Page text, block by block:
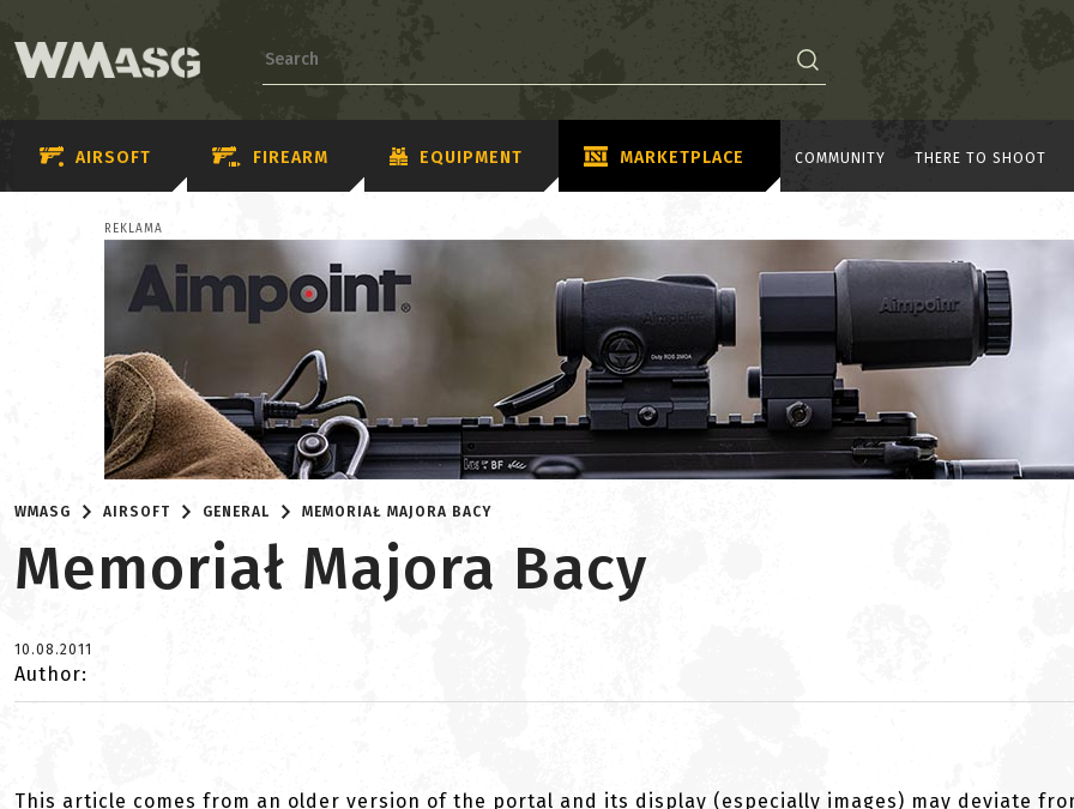
AIRSOFT FIREARM EQUIPMENT MARKETPLACE COMMUNITY THERE TO SHOOT
REKLAMA
WMASG AIRSOFT GENERAL MEMORIAŁ MAJORA BACY
Memoriał Majora Bacy
10.08.2011
Author:
This article comes from an older version of the portal and its display (especially images) may deviate